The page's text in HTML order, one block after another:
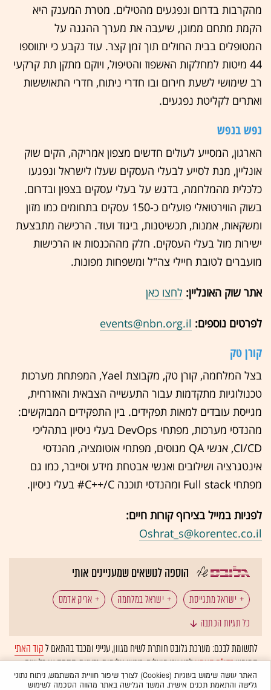
מהקרבות בדרום ונפגעים מהטילים. מטרת המענק היא
הקמת מתחם ממוגן, שיעבה את מערך ההגנה על
המטופלים בבית החולים תוך זמן קצר. עוד נקבע כי יתווספו
44 מיטות למחלקות האשפוז והטיפול, ויוקם מתקן תת קרקעי
רב שימושי לשעת חירום ובו חדרי ניתוח, חדרי התאוששות
ואתרים לקליטת נפגעים.
נפש בנפש
הארגון, המסייע לעולים חדשים מצפון אמריקה, הקים שוק
אונליין, מנת לסייע לבעלי העסקים שעלו לישראל ונפגעו
כלכלית מהמלחמה, בדגש על בעלי עסקים בצפון ובדרום.
בשוק הווירטואלי פועלים כ-150 עסקים בתחומים כמו מזון
ומשקאות, אמנות, תכשיטנות, ביגוד ועוד. הרכישה מתבצעת
ישירות מול בעלי העסקים. חלק מההכנסות או הרכישות
מועברים לטובת חיילי צה"ל ומשפחות מפונות.
אתר שוק האונליין: לחצו כאן
לפרטים נוספים: events@nbn.org.il
קורן טק
בצל המלחמה, קורן טק, מקבוצת Yael, המפתחת מערכות
טכנולוגיות מתקדמות עבור התעשייה הצבאית והאזרחית,
מגייסת עובדים למאות תפקידים. בין התפקידים המבוקשים:
מהנדסי מערכות, מפתחי DevOps בעלי ניסיון בתהליכי
CI/CD, אנשי QA מנוסים, מפתחי אוטומציה, מהנדסי
אינטגרציה ושילובים ואנשי אבטחת מידע וסייבר, כמו גם
מפתחי Full stack ומהנדסי תוכנה C++/C# בעלי ניסיון.
לפניות במייל בצירוף קורות חיים:
Oshrat_s@korentec.co.il
הוספה לנושאים שמעניינים אותי
ישראל מתגייסת ישראל במלחמה אריק אדמס
תרומות
כל תגיות הכתבה
לתשומת לבכם: מערכת גלובס חותרת לשיח מגוון, ענייני ומכבד בהתאם לקוד האתי
המופיעבדו"ח האמוןלפיו אנו פועלים. ביטויי אלימות, גזענות, הסתה או כל שיח
בלתי הולם אחר מסוננים בצורהאוטומטיתולא יפורסמו באתר.
האתר עושה שימוש בעוגיות (Cookies) לצורך שיפור חוויית המשתמש, ניתוח נתוני
גלישה והתאמת תכנים אישית. המשך הגלישה באתר מהווה הסכמה לשימוש